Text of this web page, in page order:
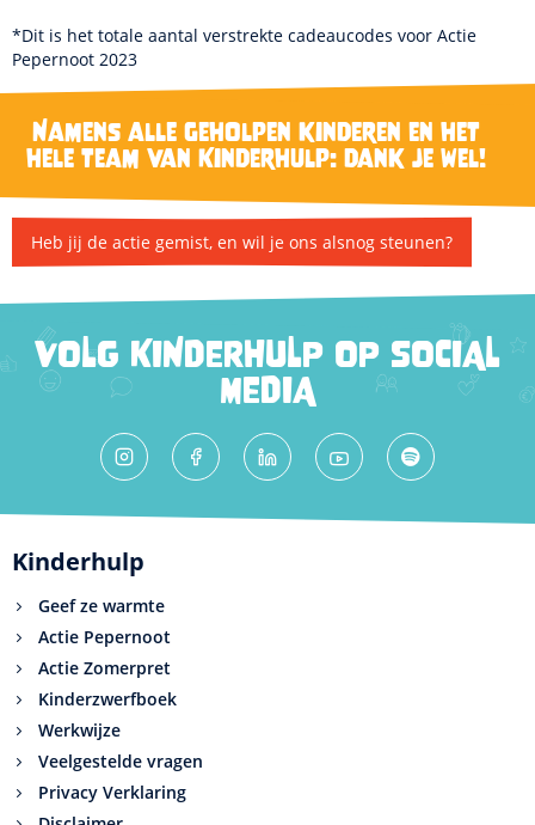
*Dit is het totale aantal verstrekte cadeaucodes voor Actie
Pepernoot 2023
Namens alle geholpen kinderen en het
hele team van Kinderhulp: dank je wel!
Heb jij de actie gemist, en wil je ons alsnog steunen?
VOLG KINDERHULP OP SOCIAL
MEDIA
Kinderhulp
Geef ze warmte
Actie Pepernoot
Actie Zomerpret
Kinderzwerfboek
Werkwijze
Veelgestelde vragen
Privacy Verklaring